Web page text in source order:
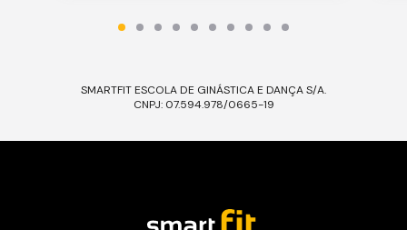
SMARTFIT ESCOLA DE GINÁSTICA E DANÇA S/A.
CNPJ: 07.594.978/0665-19